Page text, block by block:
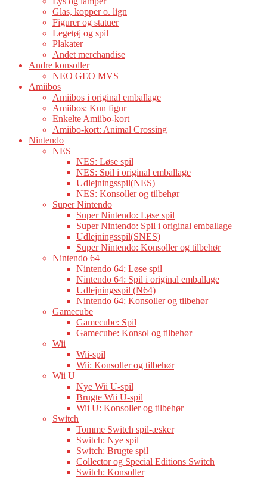
Glas, kopper o. lign
Figurer og statuer
Legetøj og spil
Plakater
Andet merchandise
Andre konsoller
NEO GEO MVS
Amiibos
Amiibos i original emballage
Amiibos: Kun figur
Enkelte Amiibo-kort
Amiibo-kort: Animal Crossing
Nintendo
NES
NES: Løse spil
NES: Spil i original emballage
Udlejningsspil(NES)
NES: Konsoller og tilbehør
Super Nintendo
Super Nintendo: Løse spil
Super Nintendo: Spil i original emballage
Udlejningsspil(SNES)
Super Nintendo: Konsoller og tilbehør
Nintendo 64
Nintendo 64: Løse spil
Nintendo 64: Spil i original emballage
Udlejningsspil (N64)
Nintendo 64: Konsoller og tilbehør
Gamecube
Gamecube: Spil
Gamecube: Konsol og tilbehør
Wii
Wii-spil
Wii: Konsoller og tilbehør
Wii U
Nye Wii U-spil
Brugte Wii U-spil
Wii U: Konsoller og tilbehør
Switch
Tomme Switch spil-æsker
Switch: Nye spil
Switch: Brugte spil
Collector og Special Editions Switch
Switch: Konsoller